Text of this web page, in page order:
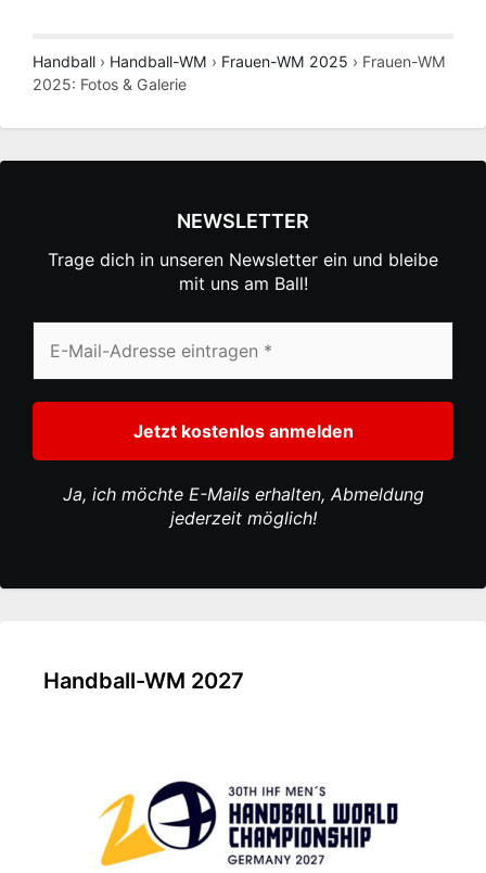
Handball › Handball-WM › Frauen-WM 2025 › Frauen-WM
2025: Fotos & Galerie
NEWSLETTER
Trage dich in unseren Newsletter ein und bleibe
mit uns am Ball!
Ja, ich möchte E-Mails erhalten, Abmeldung
jederzeit möglich!
Handball-WM 2027